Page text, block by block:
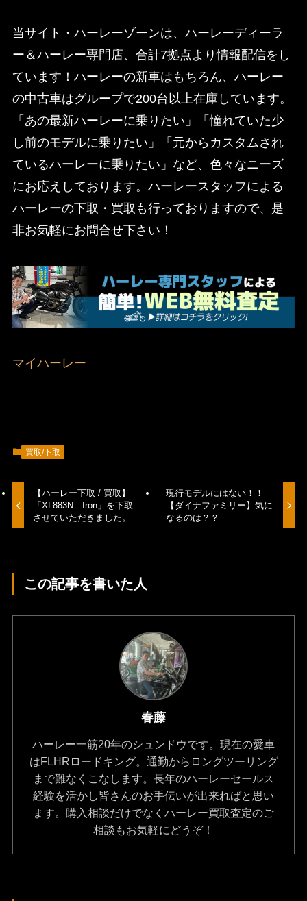
当サイト・ハーレーゾーンは、ハーレーディーラ
ー＆ハーレー専門店、合計7拠点より情報配信をし
ています！ハーレーの新車はもちろん、ハーレー
の中古車はグループで200台以上在庫しています。
「あの最新ハーレーに乗りたい」「憧れていた少
し前のモデルに乗りたい」「元からカスタムされ
ているハーレーに乗りたい」など、色々なニーズ
にお応えしております。ハーレースタッフによる
ハーレーの下取・買取も行っておりますので、是
非お気軽にお問合せ下さい！
マイハーレー
買取/下取
【ハーレー下取 / 買取】
「XL883N Iron」を下取
させていただきました。
現行モデルにはない！！
【ダイナファミリー】気に
なるのは？？
この記事を書いた人
春藤
ハーレー一筋20年のシュンドウです。現在の愛車
はFLHRロードキング。通勤からロングツーリング
まで難なくこなします。長年のハーレーセールス
経験を活かし皆さんのお手伝いが出来ればと思い
ます。購入相談だけでなくハーレー買取査定のご
相談もお気軽にどうぞ！